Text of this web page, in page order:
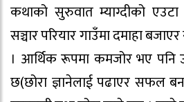
कथाको सुरुवात म्याग्दीको
सञ्चार परियार गाउँमा दमाहा
। आर्थिक रूपमा कमजोर भए पनि
छ(छोरा ज्ञानेलाई पढाएर सफल